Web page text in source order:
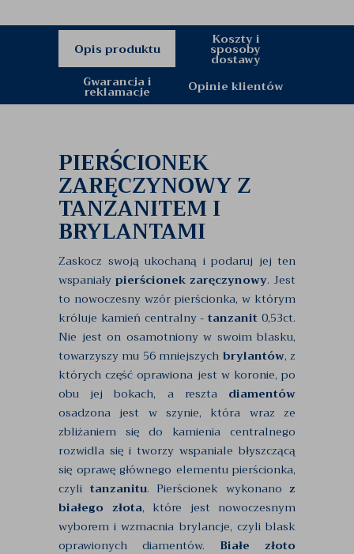
Opis produktu
Koszty i
sposoby
dostawy
Gwarancja i
reklamacje Opinie klientów
PIERŚCIONEK
ZARĘCZYNOWY Z
TANZANITEM I
BRYLANTAMI
Zaskocz swoją ukochaną i podaruj jej ten
wspaniały pierścionek zaręczynowy. Jest
to nowoczesny wzór pierścionka, w którym
króluje kamień centralny -tanzanit0,53ct.
Nie jest on osamotniony w swoim blasku,
towarzyszy mu 56 mniejszych brylantów, z
których część oprawiona jest w koronie, po
obu jej bokach, a reszta diamentów
osadzona jest w szynie, która wraz ze
zbliżaniem się do kamienia centralnego
rozwidla się i tworzy wspaniale błyszczącą
się oprawę głównego elementu pierścionka,
czyli tanzanitu. Pierścionek wykonano z
białego złota, które jest nowoczesnym
wyborem i wzmacnia brylancje, czyli blask
oprawionych diamentów. Białe złoto